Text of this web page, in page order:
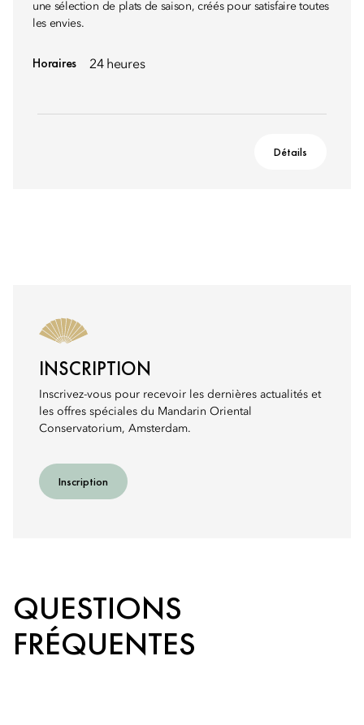
une sélection de plats de saison, créés pour satisfaire toutes
les envies.
Horaires 24 heures
Détails
INSCRIPTION
Inscrivez-vous pour recevoir les dernières actualités et
les offres spéciales du Mandarin Oriental
Conservatorium, Amsterdam.
Inscription
QUESTIONS
FRÉQUENTES